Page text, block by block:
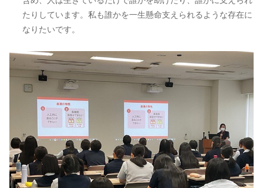
たりしています。私も誰かを一生懸命支えられるような存在に
なりたいです。